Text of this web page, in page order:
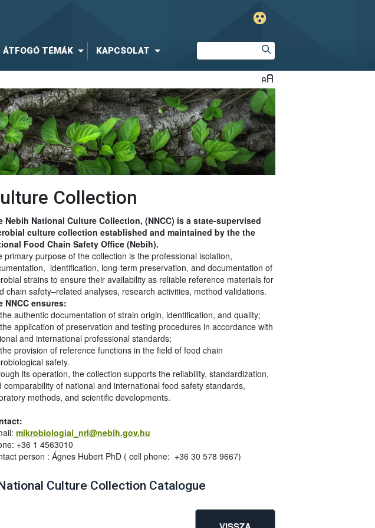
ÁTFOGÓ TÉMÁK KAPCSOLAT
Collection
Nebih National Culture Collection, (NNCC) is a state-supervised
culture collection established and maintained by the the
Food Chain Safety Office (Nebih).
primary purpose of the collection is the professional isolation,
identification, long-term preservation, and documentation of
strains to ensure their availability as reliable reference materials for
chain safety–related analyses, research activities, method validations.
NNCC ensures:
authentic documentation of strain origin, identification, and quality;
application of preservation and testing procedures in accordance with
and international professional standards;
provision of reference functions in the field of food chain
safety.
its operation, the collection supports the reliability, standardization,
comparability of national and international food safety standards,
methods, and scientific developments.
mikrobiologiai_nrl@nebih.gov.hu
+36 1 4563010
person : Ágnes Hubert PhD ( cell phone: +36 30 578 9667)
Culture Collection Catalogue